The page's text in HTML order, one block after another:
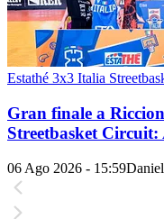
Estathé 3x3 Italia
Gran finale a
Streetbasket
06 Ago 2026 - 15:59